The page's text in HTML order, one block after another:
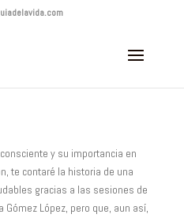
y su importancia en
te contaré la historia de una
gracias a las sesiones de
López, pero que, aun así,